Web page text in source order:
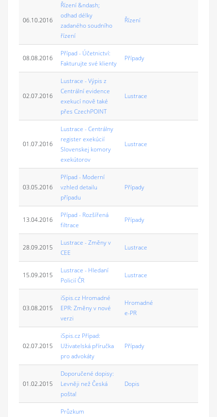
06.10.2016
Řízení &ndash;
odhad délky
zadaného soudního
řízení
Řízení
08.08.2016
Případ - Účetnictví:
Fakturujte své klienty
Případy
02.07.2016
Lustrace - Výpis z
Centrální evidence
exekucí nově také
přes CzechPOINT
Lustrace
01.07.2016
Lustrace - Centrálny
register exekúcií
Slovenskej komory
exekútorov
Lustrace
03.05.2016
Případ - Moderní
vzhled detailu
případu
Případy
13.04.2016
Případ - Rozšířená
filtrace
Případy
28.09.2015
Lustrace - Změny v
CEE
Lustrace
15.09.2015
Lustrace - Hledaní
Policií ČR
Lustrace
03.08.2015
iSpis.cz Hromadné
EPR: Změny v nové
verzi
Hromadné
e-PR
02.07.2015
iSpis.cz Případ:
Uživatelská příručka
pro advokáty
Případy
01.02.2015
Doporučené dopisy:
Levněji než Česká
pošta!
Dopis
Průzkum